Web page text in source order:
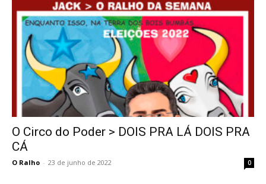
O Circo do Poder > DOIS PRA LÁ DOIS PRA
CÁ
O Ralho - 23 de junho de 2022 0